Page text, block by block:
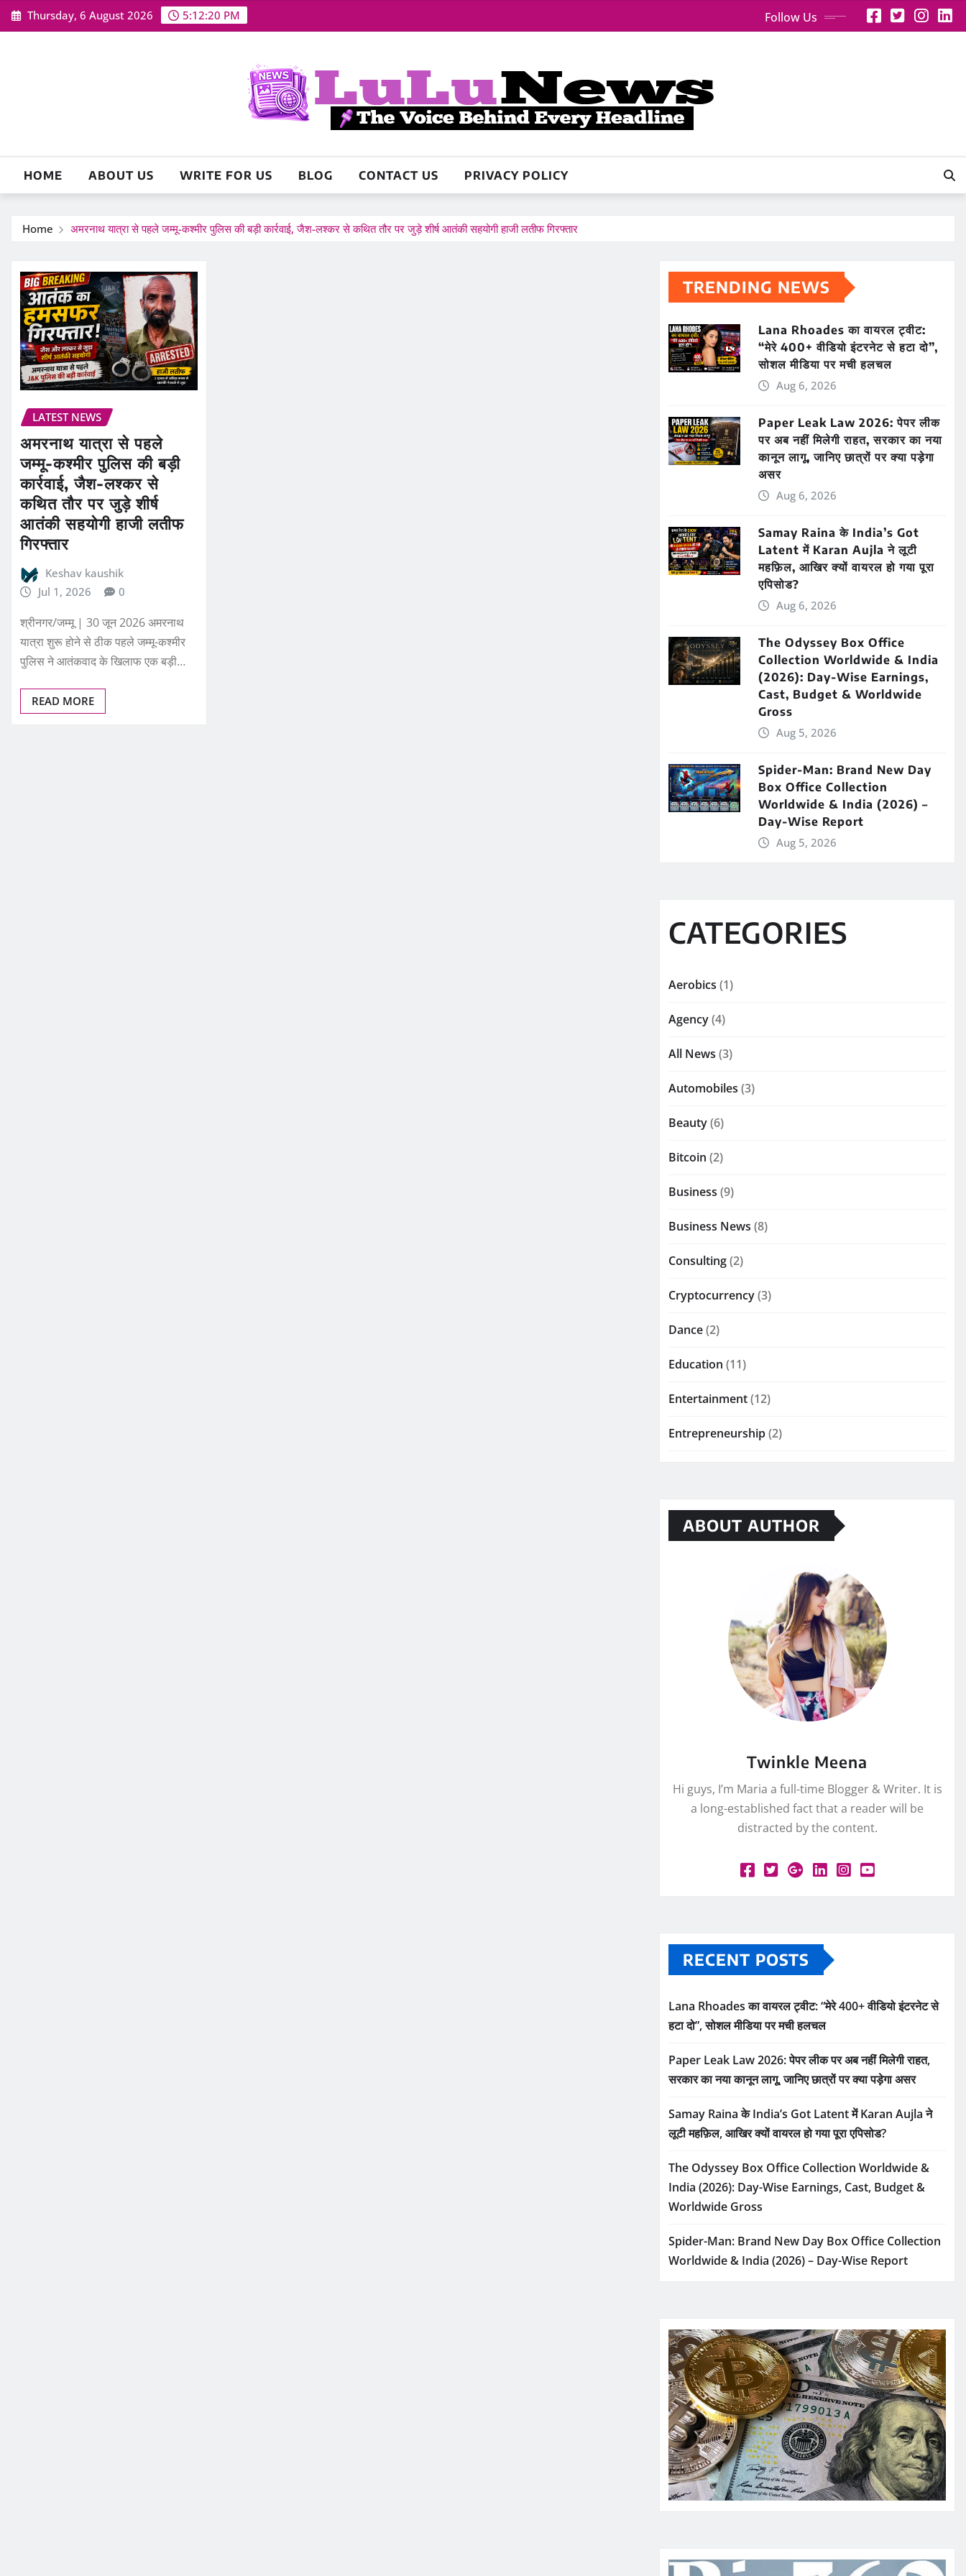
Skip
to
Thursday, 6 August 2026 5:12:21 PM Follow Us
HOME ABOUT US WRITE FOR US BLOG CONTACT US PRIVACY POLICY
Home अमरनाथ यात्रा से पहले जम्मू-कश्मीर पुलिस की बड़ी कार्रवाई, जैश-लश्कर से कथित तौर पर जुड़े शीर्ष आतंकी सहयोगी हाजी लतीफ गिरफ्तार
LATEST NEWS
अमरनाथ यात्रा से पहले
जम्मू-कश्मीर पुलिस की बड़ी
कार्रवाई, जैश-लश्कर से
कथित तौर पर जुड़े शीर्ष
आतंकी सहयोगी हाजी लतीफ
गिरफ्तार
Keshav kaushik
Jul 1, 2026
0
श्रीनगर/जम्मू | 30 जून 2026 अमरनाथ
यात्रा शुरू होने से ठीक पहले जम्मू-कश्मीर
पुलिस ने आतंकवाद के खिलाफ एक बड़ी…
READ MORE
TRENDING NEWS
Lana Rhoades का वायरल ट्वीट:
“मेरे 400+ वीडियो इंटरनेट से हटा दो”,
सोशल मीडिया पर मची हलचल
Aug 6, 2026
Paper Leak Law 2026: पेपर लीक
पर अब नहीं मिलेगी राहत, सरकार का नया
कानून लागू, जानिए छात्रों पर क्या पड़ेगा
असर
Aug 6, 2026
Samay Raina के India’s Got
Latent में Karan Aujla ने लूटी
महफ़िल, आखिर क्यों वायरल हो गया पूरा
एपिसोड?
Aug 6, 2026
The Odyssey Box Office
Collection Worldwide & India
(2026): Day-Wise Earnings,
Cast, Budget & Worldwide
Gross
Aug 5, 2026
Spider-Man: Brand New Day
Box Office Collection
Worldwide & India (2026) –
Day-Wise Report
Aug 5, 2026
CATEGORIES
Aerobics (1)
Agency(4)
All News (3)
Automobiles (3)
Beauty(6)
Bitcoin (2)
Business (9)
Business News (8)
Consulting(2)
Cryptocurrency(3)
Dance(2)
Education (11)
Entertainment(12)
Entrepreneurship(2)
ABOUT AUTHOR
Twinkle Meena
Hi guys, I’m Maria a full-time Blogger & Writer. It is
a long-established fact that a reader will be
distracted by the content.
RECENT POSTS
Lana Rhoades का वायरल ट्वीट: “मेरे 400+ वीडियो इंटरनेट से
हटा दो”, सोशल मीडिया पर मची हलचल
Paper Leak Law 2026: पेपर लीक पर अब नहीं मिलेगी राहत,
सरकार का नया कानून लागू, जानिए छात्रों पर क्या पड़ेगा असर
Samay Raina के India’s Got Latent में Karan Aujla ने
लूटी महफ़िल, आखिर क्यों वायरल हो गया पूरा एपिसोड?
The Odyssey Box Office Collection Worldwide &
India (2026): Day-Wise Earnings, Cast, Budget &
Worldwide Gross
Spider-Man: Brand New Day Box Office Collection
Worldwide & India (2026) – Day-Wise Report